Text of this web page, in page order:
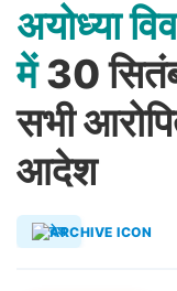
अयोध्या
में30
सभी
आदेश
देश